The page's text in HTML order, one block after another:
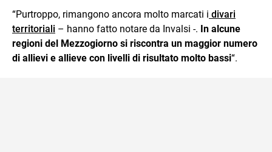
“Purtroppo, rimangono ancora molto marcati i divari
territoriali – hanno fatto notare da Invalsi -. In alcune
regioni del Mezzogiorno si riscontra un maggior numero
di allievi e allieve con livelli di risultato molto bassi“.